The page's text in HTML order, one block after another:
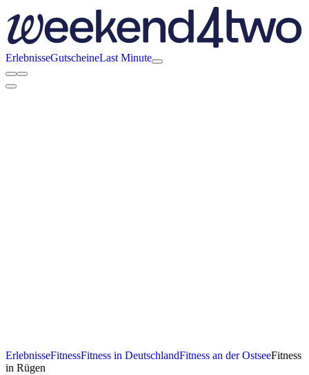
ErlebnisseGutscheineLast Minute
ErlebnisseFitnessFitness in DeutschlandFitness an der OstseeFitness
in Rügen